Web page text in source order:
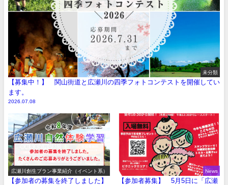
未分類
【募集中！】 関山街道と広瀬川の四季フォトコンテストを開催してい
ます。
2026.07.08
広瀬川創生プラン事業紹介（イベント系）
【参加者の募集を終了しました】
News
【参加者募集】 5月5日に「広瀬